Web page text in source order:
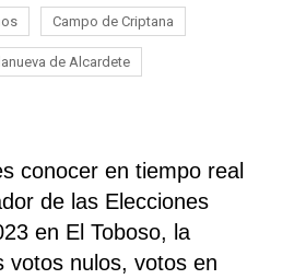
Campo de Criptana
de Alcardete
conocer en tiempo real
de las Elecciones
en El Toboso, la
votos nulos, votos en